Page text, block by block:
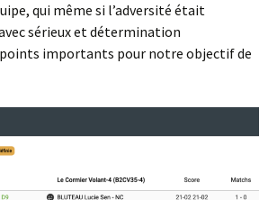
qui même si l’adversité était
sérieux et détermination
importants pour notre objectif de